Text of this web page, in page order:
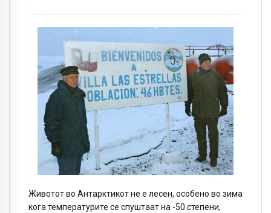
Животот во Антарктикот не е лесен, особено во зима
кога температурите се спуштаат на -50 степени,